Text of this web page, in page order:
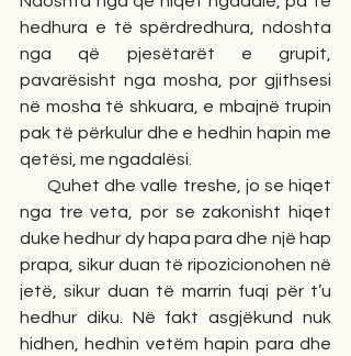
hedhura e të spërdredhura, ndoshta
nga që pjesëtarët e grupit,
pavarësisht nga mosha, por gjithsesi
në mosha të shkuara, e mbajnë trupin
pak të përkulur dhe e hedhin hapin me
qetësi, me ngadalësi.
nga tre veta, por se zakonisht hiqet
duke hedhur dy hapa para dhe një hap
prapa, sikur duan të ripozicionohen në
jetë, sikur duan të marrin fuqi për t’u
hedhur diku. Në fakt asgjëkund nuk
hidhen, hedhin vetëm hapin para dhe